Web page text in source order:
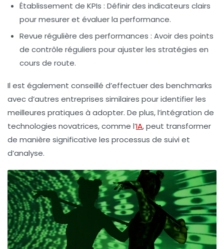
Établissement de KPIs : Définir des indicateurs clairs
pour mesurer et évaluer la performance.
Revue régulière des performances : Avoir des points
de contrôle réguliers pour ajuster les stratégies en
cours de route.
Il est également conseillé d’effectuer des benchmarks
avec d’autres entreprises similaires pour identifier les
meilleures pratiques à adopter. De plus, l’intégration de
technologies novatrices, comme l’IA, peut transformer
de manière significative les processus de suivi et
d’analyse.